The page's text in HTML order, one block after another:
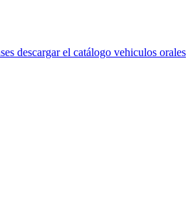
descargar el catálogo vehiculos orales